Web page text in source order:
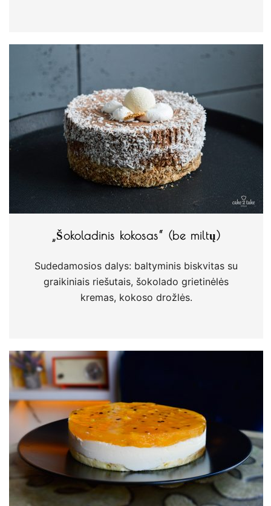
„Šokoladinis kokosas“ (be miltų)
Sudedamosios dalys: baltyminis biskvitas su
graikiniais riešutais, šokolado grietinėlės
kremas, kokoso drožlės.